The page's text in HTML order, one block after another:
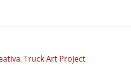
, Truck Art Project